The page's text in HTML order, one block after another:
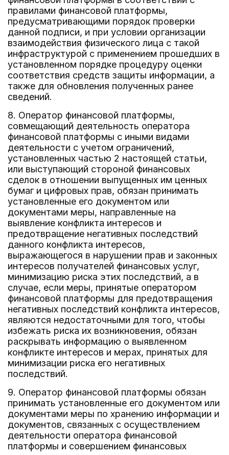
правилами финансовой платформы,
предусматривающими порядок проверки
данной подписи, и при условии организации
взаимодействия физического лица с такой
инфраструктурой с применением прошедших в
установленном порядке процедуру оценки
соответствия средств защиты информации, а
также для обновления полученных ранее
сведений.
8. Оператор финансовой платформы,
совмещающий деятельность оператора
финансовой платформы с иными видами
деятельности с учетом ограничений,
установленных частью 2 настоящей статьи,
или выступающий стороной финансовых
сделок в отношении выпущенных им ценных
бумаг и цифровых прав, обязан принимать
установленные его документом или
документами меры, направленные на
выявление конфликта интересов и
предотвращение негативных последствий
данного конфликта интересов,
выражающегося в нарушении прав и законных
интересов получателей финансовых услуг,
минимизацию риска этих последствий, а в
случае, если меры, принятые оператором
финансовой платформы для предотвращения
негативных последствий конфликта интересов,
являются недостаточными для того, чтобы
избежать риска их возникновения, обязан
раскрывать информацию о выявленном
конфликте интересов и мерах, принятых для
минимизации риска его негативных
последствий.
9. Оператор финансовой платформы обязан
принимать установленные его документом или
документами меры по хранению информации и
документов, связанных с осуществлением
деятельности оператора финансовой
платформы и совершением финансовых